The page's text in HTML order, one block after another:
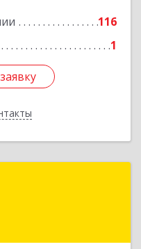
116
1
Подробнее
обл, Домодедово г,